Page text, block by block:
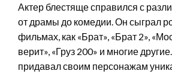
Актер блестяще справился с
от драмы до комедии. Он сыграл
фильмах, как «Брат», «Брат 2»,
верит», «Груз 200» и многие
придавал своим персонажам